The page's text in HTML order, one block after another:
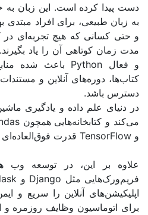
کرده است. این زبان به خاطر
برای افراد مبتدی بهترین
که هیچ تجربه‌ای در کدنویسی
آن را یاد بگیرند. جامعه
باعث شده منابع
آنلاین و مستندات رسمی
داده و یادگیری ماشین، پایتون
همچونPandas ،
قدرت فوق‌العاده‌ای به آن
این، در توسعه وب هم جایگاه
مثلDjango و
کار
آنلاین را سریع و ایمن می‌کنند. Python
وظایف روزمره و اجرای